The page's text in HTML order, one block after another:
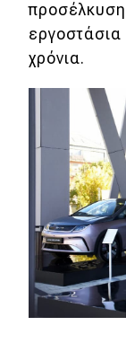
εργοστάσια
χρόνια.